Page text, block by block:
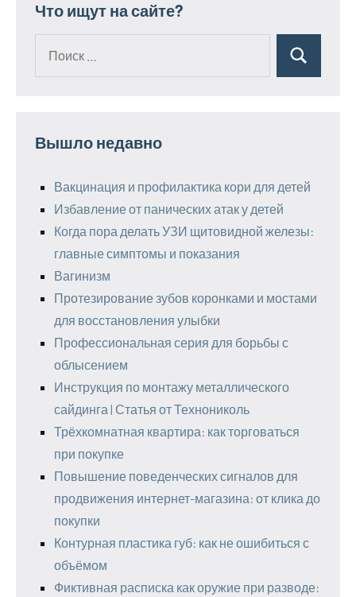
Что ищут на сайте?
Поиск
Вышло недавно
Вакцинация и профилактика кори для детей
Избавление от панических атак у детей
Когда пора делать УЗИ щитовидной железы:
главные симптомы и показания
Вагинизм
Протезирование зубов коронками и мостами
для восстановления улыбки
Профессиональная серия для борьбы с
облысением
Инструкция по монтажу металлического
сайдинга | Статья от Технониколь
Трёхкомнатная квартира: как торговаться
при покупке
Повышение поведенческих сигналов для
продвижения интернет-магазина: от клика до
покупки
Контурная пластика губ: как не ошибиться с
объёмом
Фиктивная расписка как оружие при разводе: